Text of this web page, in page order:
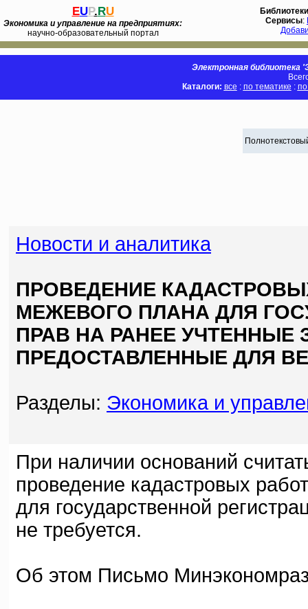
EUP.RU
Экономика и управление на предприятиях:
научно-образовательный портал
Библиотеки
Сервисы:
Электронная библиотека
Каталоги: все : по тематике :
Новости и аналитика
ПРОВЕДЕНИЕ
МЕЖЕВОГО ПЛАНА ДЛЯ
ПРАВ НА РАНЕЕ УЧТЕННЫЕ
ПРЕДОСТАВЛЕННЫЕ ДЛЯ
Разделы: Экономика и
При наличии оснований
проведение кадастровых
для государственной
не требуется.
Об этом Письмо